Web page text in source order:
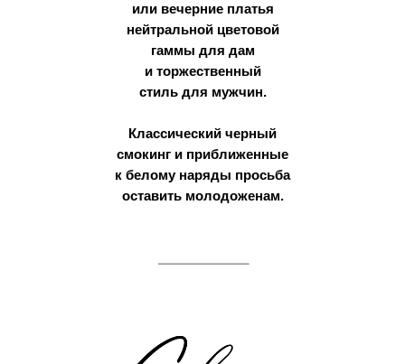
или вечерние платья
нейтральной цветовой
гаммы для дам
и торжественный
стиль для мужчин.
Классический черный
смокинг и приближенные
к белому наряды просьба
оставить молодоженам.